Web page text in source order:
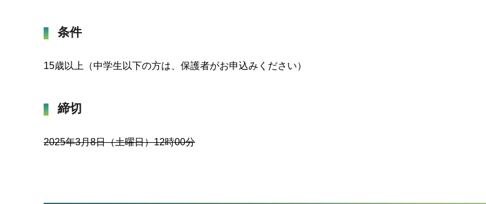
条件
15歳以上（中学生以下の方は、保護者がお申込みください）
締切
2025年3月8日（土曜日）12時00分